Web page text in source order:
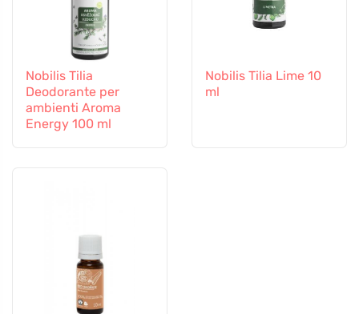
Nobilis Tilia
Deodorante per
ambienti Aroma
Energy 100 ml
Nobilis Tilia Lime 10
ml